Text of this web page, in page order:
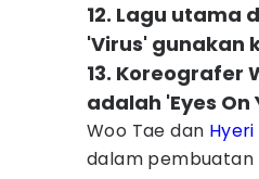
12. Lagu utama
'Virus' gunakan
13. Koreografer
adalah 'Eyes On
Woo Tae dan Hyeri
dalam pembuatan